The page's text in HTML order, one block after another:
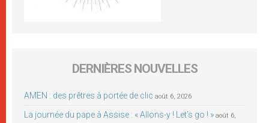
DERNIÈRES NOUVELLES
AMEN : des prêtres à portée de clic août 6, 2026
La journée du pape à Assise : « Allons-y ! Let’s go ! » août 6,